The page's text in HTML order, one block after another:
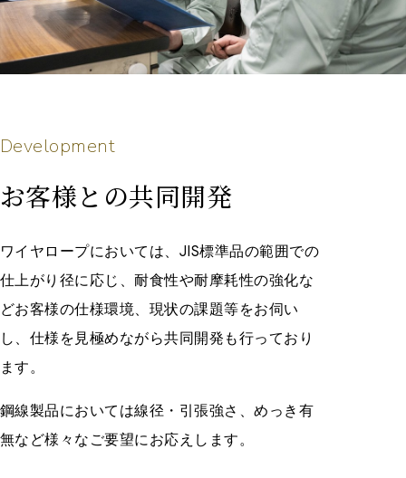
Development
お客様との共同開発
ワイヤロープにおいては、JIS標準品の範囲での
仕上がり径に応じ、耐食性や耐摩耗性の強化な
どお客様の仕様環境、現状の課題等をお伺い
し、仕様を見極めながら共同開発も行っており
ます。
鋼線製品においては線径・引張強さ、めっき有
無など様々なご要望にお応えします。